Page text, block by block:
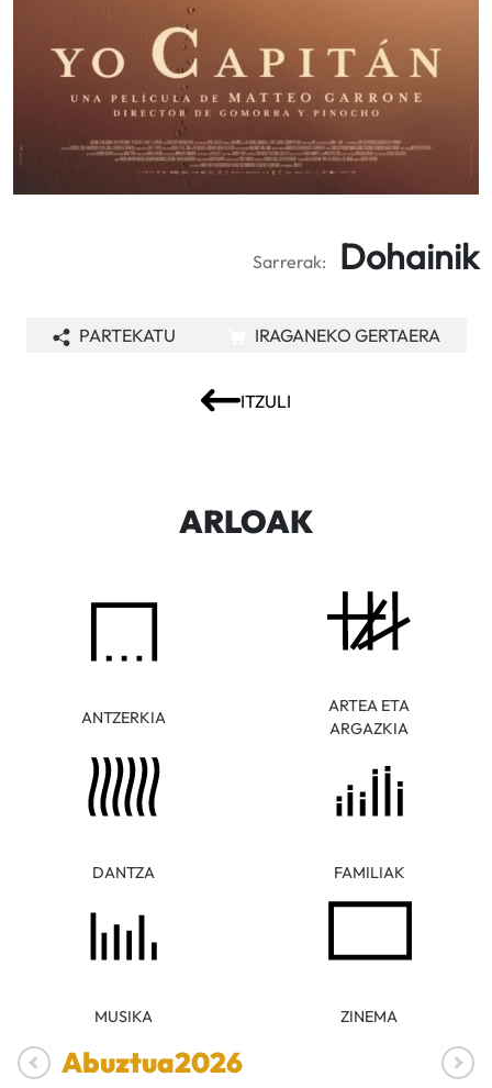
Sarrerak: Dohainik
ITZULI
PARTEKATU IRAGANEKO GERTAERA
ARLOAK
ANTZERKIA
ARTEA ETA
ARGAZKIA
DANTZA FAMILIAK
MUSIKA ZINEMA
Abuztua2026